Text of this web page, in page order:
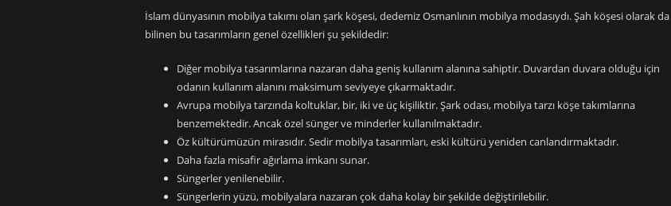
İslam dünyasının mobilya takımı olan şark köşesi, dedemiz Osmanlının mobilya modasıydı. Şah köşesi olarak da
bilinen bu tasarımların genel özellikleri şu şekildedir:
Diğer mobilya tasarımlarına nazaran daha geniş kullanım alanına sahiptir. Duvardan duvara olduğu için
odanın kullanım alanını maksimum seviyeye çıkarmaktadır.
Avrupa mobilya tarzında koltuklar, bir, iki ve üç kişiliktir. Şark odası, mobilya tarzı köşe takımlarına
benzemektedir. Ancak özel sünger ve minderler kullanılmaktadır.
Öz kültürümüzün mirasıdır. Sedir mobilya tasarımları, eski kültürü yeniden canlandırmaktadır.
Daha fazla misafir ağırlama imkanı sunar.
Süngerler yenilenebilir.
Süngerlerin yüzü, mobilyalara nazaran çok daha kolay bir şekilde değiştirilebilir.